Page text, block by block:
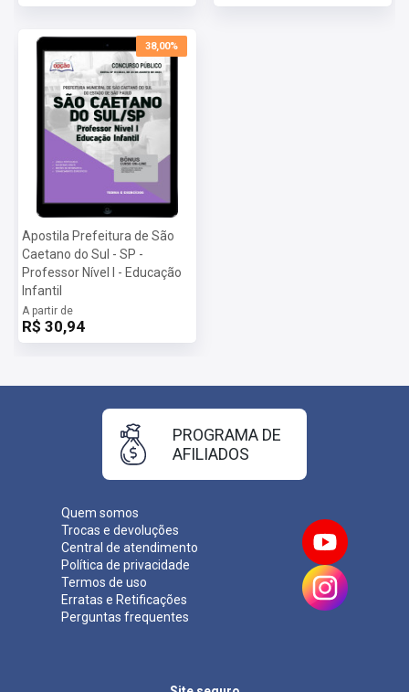
38,00%
Apostila Prefeitura de São
Caetano do Sul - SP -
Professor Nível I - Educação
Infantil
A partir de
R$ 30,94
Quem somos
Trocas e devoluções
Central de atendimento
Política de privacidade
Termos de uso
Erratas e Retificações
Perguntas frequentes
PROGRAMA DE
AFILIADOS